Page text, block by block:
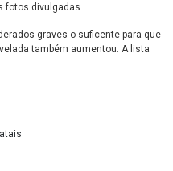
fotos divulgadas.
graves o suficente para que
também aumentou. A lista